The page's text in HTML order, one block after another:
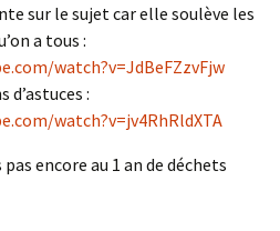
sur le sujet car elle soulève les
a tous :
watch?v=JdBeFZzvFjw
d’astuces :
watch?v=jv4RhRldXTA
encore au 1 an de déchets